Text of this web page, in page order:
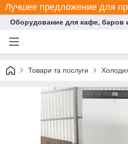
Лучшее предложение для
Оборудование для кафе, баров
Товари та послуги